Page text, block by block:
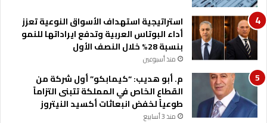
استراتيجية استهداف الأسواق النوعية تعزز
أداء البوتاس العربية وتدفع ايراداتها للنمو
بنسبة 28% خلال النصف الأول
منذ أسبوعين
م. أبو هديب: “كيمابكو” أول شركة من
القطاع الخاص في المملكة تتبنى التزاماً
طوعياً لخفض انبعاثات أكسيد النيتروز
منذ 3 أسابيع